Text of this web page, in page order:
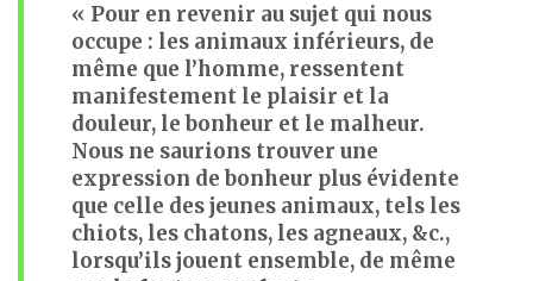
« Pour en revenir au sujet qui nous
occupe : les animaux inférieurs, de
même que l’homme, ressentent
manifestement le plaisir et la
douleur, le bonheur et le malheur.
Nous ne saurions trouver une
expression de bonheur plus évidente
que celle des jeunes animaux, tels les
chiots, les chatons, les agneaux, &c.,
lorsqu’ils jouent ensemble, de même